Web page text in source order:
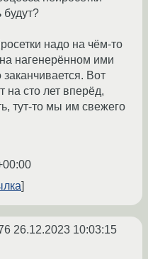
будут?
надо на чём-то
нагенерённом ими
Вот
на сто лет вперёд,
тут-то мы им свежего
26.12.2023 10:03:15